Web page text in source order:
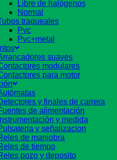
Libre de halógenos
Normal
traqueales
Pvc
Pvc+metal
suaves
modulares
para motor
y finales de carrera
de alimentación
Instrumentación y medida
y señalizacion
de maniobra
de tiempo
pozo y deposito